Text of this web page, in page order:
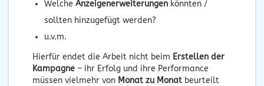
Welche Anzeigenerweiterungen könnten /
sollten hinzugefügt werden?
u.v.m.
Hierfür endet die Arbeit nicht beim Erstellen der
Kampagne – ihr Erfolg und ihre Performance
müssen vielmehr von Monat zu Monat beurteilt